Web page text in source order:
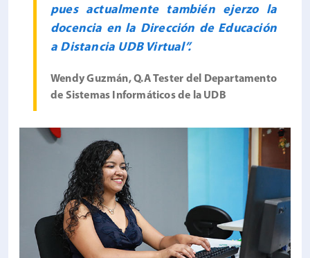
pues actualmente también ejerzo la
docencia en la Dirección de Educación
a Distancia UDB Virtual”.
Wendy Guzmán, Q.A Tester del Departamento
de Sistemas Informáticos de la UDB